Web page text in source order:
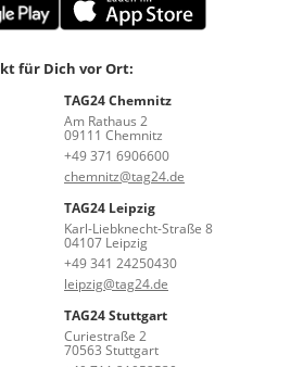
für Dich vor Ort:
TAG24 Chemnitz
Am Rathaus 2
09111 Chemnitz
+49 371 6906600
chemnitz@tag24.de
TAG24 Leipzig
Karl-Liebknecht-Straße 8
04107 Leipzig
+49 341 24250430
leipzig@tag24.de
TAG24 Stuttgart
Curiestraße 2
70563 Stuttgart